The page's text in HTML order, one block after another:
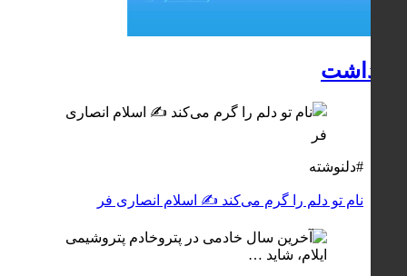
یادداشت
#دلنوشته
نام تو دلم را گرم می‌کند ✍️ اسلام انصاری فر